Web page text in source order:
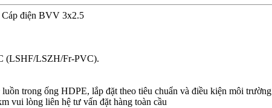
điện BVV 3x2.5
(LSHF/LSZH/Fr-PVC).
trong ống HDPE, lắp đặt theo tiêu chuẩn và điều kiện môi trường
vui lòng liên hệ tư vấn đặt hàng toàn cầu